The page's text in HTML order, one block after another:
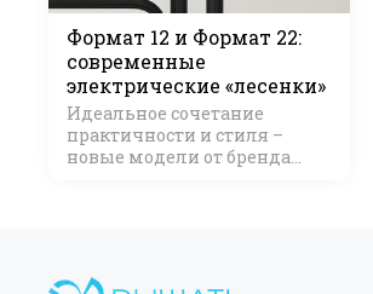
Формат 12 и Формат 22:
современные
электрические «лесенки»
Идеальное сочетание
практичности и стиля –
новые модели от бренда